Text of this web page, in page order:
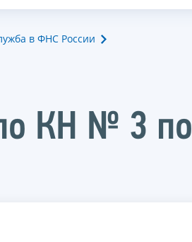
в ФНС России
КН № 3 по